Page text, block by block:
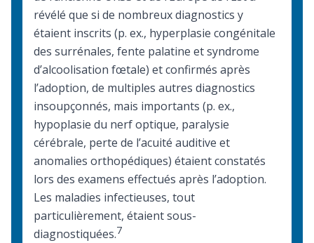
révélé que si de nombreux diagnostics y
étaient inscrits (p. ex., hyperplasie congénitale
des surrénales, fente palatine et syndrome
d’alcoolisation fœtale) et confirmés après
l’adoption, de multiples autres diagnostics
insoupçonnés, mais importants (p. ex.,
hypoplasie du nerf optique, paralysie
cérébrale, perte de l’acuité auditive et
anomalies orthopédiques) étaient constatés
lors des examens effectués après l’adoption.
Les maladies infectieuses, tout
particulièrement, étaient sous-
diagnostiquées.7